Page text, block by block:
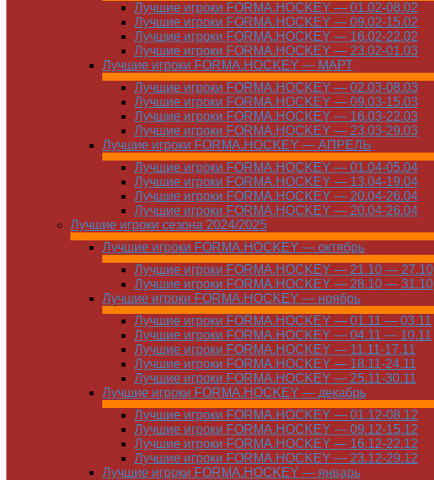
Лучшие игроки FORMA.HOCKEY — 01.02-08.02
Лучшие игроки FORMA.HOCKEY — 09.02-15.02
Лучшие игроки FORMA.HOCKEY — 16.02-22.02
Лучшие игроки FORMA.HOCKEY — 23.02-01.03
Лучшие игроки FORMA.HOCKEY — МАРТ
Лучшие игроки FORMA.HOCKEY — 02.03-08.03
Лучшие игроки FORMA.HOCKEY — 09.03-15.03
Лучшие игроки FORMA.HOCKEY — 16.03-22.03
Лучшие игроки FORMA.HOCKEY — 23.03-29.03
Лучшие игроки FORMA.HOCKEY — АПРЕЛЬ
Лучшие игроки FORMA.HOCKEY — 01.04-05.04
Лучшие игроки FORMA.HOCKEY — 13.04-19.04
Лучшие игроки FORMA.HOCKEY — 20.04-26.04
Лучшие игроки FORMA.HOCKEY — 20.04-26.04
Лучшие игроки сезона 2024/2025
Лучшие игроки FORMA.HOCKEY — октябрь
Лучшие игроки FORMA.HOCKEY — 21.10 — 27.10
Лучшие игроки FORMA.HOCKEY — 28.10 — 31.10
Лучшие игроки FORMA.HOCKEY — ноябрь
Лучшие игроки FORMA.HOCKEY — 01.11 — 03.11
Лучшие игроки FORMA.HOCKEY — 04.11 — 10.11
Лучшие игроки FORMA.HOCKEY — 11.11-17.11
Лучшие игроки FORMA.HOCKEY — 18.11-24.11
Лучшие игроки FORMA.HOCKEY — 25.11-30.11
Лучшие игроки FORMA.HOCKEY — декабрь
Лучшие игроки FORMA.HOCKEY — 01.12-08.12
Лучшие игроки FORMA.HOCKEY — 09.12-15.12
Лучшие игроки FORMA.HOCKEY — 16.12-22.12
Лучшие игроки FORMA.HOCKEY — 23.12-29.12
Лучшие игроки FORMA.HOCKEY — январь